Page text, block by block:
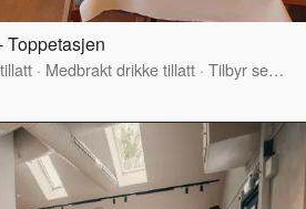
Toppetasjen
· Medbrakt drikke tillatt · Tilbyr servering